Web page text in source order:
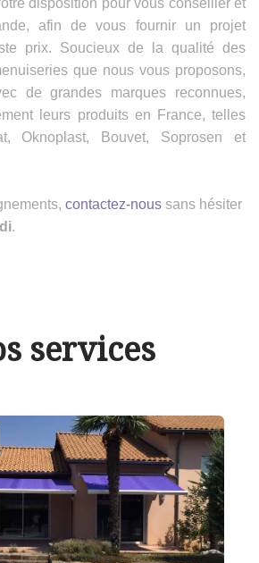
disposition pour vous conseiller et
afin de vous fournir un projet
prix. Soucieux de la qualité des
que nous vous proposons,
de grandes marques reconnues,
leurs produits en France, telles
Oknoplast, Bouvet, Soprosen et
contactez-nous sans hésiter
.
services